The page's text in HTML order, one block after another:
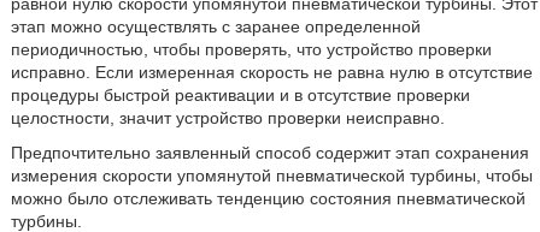
этап можно осуществлять с заранее определенной
периодичностью, чтобы проверять, что устройство проверки
исправно. Если измеренная скорость не равна нулю в отсутствие
процедуры быстрой реактивации и в отсутствие проверки
целостности, значит устройство проверки неисправно.
Предпочтительно заявленный способ содержит этап сохранения
измерения скорости упомянутой пневматической турбины, чтобы
можно было отслеживать тенденцию состояния пневматической
турбины.